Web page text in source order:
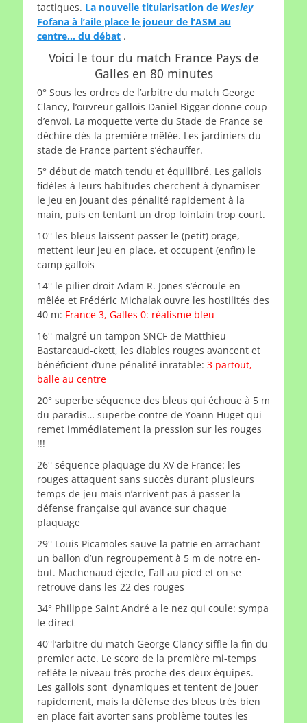
tactiques. La nouvelle titularisation de Wesley
Fofana à l’aile place le joueur de l’ASM au
centre… du débat .
Voici le tour du match France Pays de
Galles en 80 minutes
0° Sous les ordres de l’arbitre du match George
Clancy, l’ouvreur gallois Daniel Biggar donne coup
d’envoi. La moquette verte du Stade de France se
déchire dès la première mêlée. Les jardiniers du
stade de France partent s’échauffer.
5° début de match tendu et équilibré. Les gallois
fidèles à leurs habitudes cherchent à dynamiser
le jeu en jouant des pénalité rapidement à la
main, puis en tentant un drop lointain trop court.
10° les bleus laissent passer le (petit) orage,
mettent leur jeu en place, et occupent (enfin) le
camp gallois
14° le pilier droit Adam R. Jones s’écroule en
mêlée et Frédéric Michalak ouvre les hostilités des
40 m: France 3, Galles 0: réalisme bleu
16° malgré un tampon SNCF de Matthieu
Bastareaud-ckett, les diables rouges avancent et
bénéficient d’une pénalité inratable: 3 partout,
balle au centre
20° superbe séquence des bleus qui échoue à 5 m
du paradis… superbe contre de Yoann Huget qui
remet immédiatement la pression sur les rouges
!!!
26° séquence plaquage du XV de France: les
rouges attaquent sans succès durant plusieurs
temps de jeu mais n’arrivent pas à passer la
défense française qui avance sur chaque
plaquage
29° Louis Picamoles sauve la patrie en arrachant
un ballon d’un regroupement à 5 m de notre en-
but. Machenaud éjecte, Fall au pied et on se
retrouve dans les 22 des rouges
34° Philippe Saint André a le nez qui coule: sympa
le direct
40°l’arbitre du match George Clancy siffle la fin du
premier acte. Le score de la première mi-temps
reflète le niveau très proche des deux équipes.
Les gallois sont dynamiques et tentent de jouer
rapidement, mais la défense des bleus très bien
en place fait avorter sans problème toutes les